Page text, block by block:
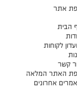
אתר
הבית
לקוחות
קשר
האתר המלאה
אחרונים